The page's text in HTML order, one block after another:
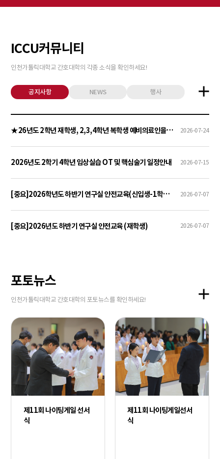
ICCU커뮤니티
인천가톨릭대학교 간호대학의 각종 소식을 확인하세요!
공지사항 NEWS 행사
★26년도 2학년 재학생, 2,3,4학년 복학생 예비의료인을 위한 인권교육 안내 ★ 2026-07-24
2026년도 2학기 4학년 임상실습 OT 및 핵심술기 일정안내 2026-07-15
[중요]2026학년도 하반기 연구실 안전교육(신입생-1학년대상) 2026-07-07
[중요]2026년도 하반기 연구실 안전교육 (재학생) 2026-07-07
포토뉴스
인천가톨릭대학교 간호대학의 포토뉴스를 확인하세요!
제11회 나이팅게일 선서
식
제11회 나이팅게일선서
식